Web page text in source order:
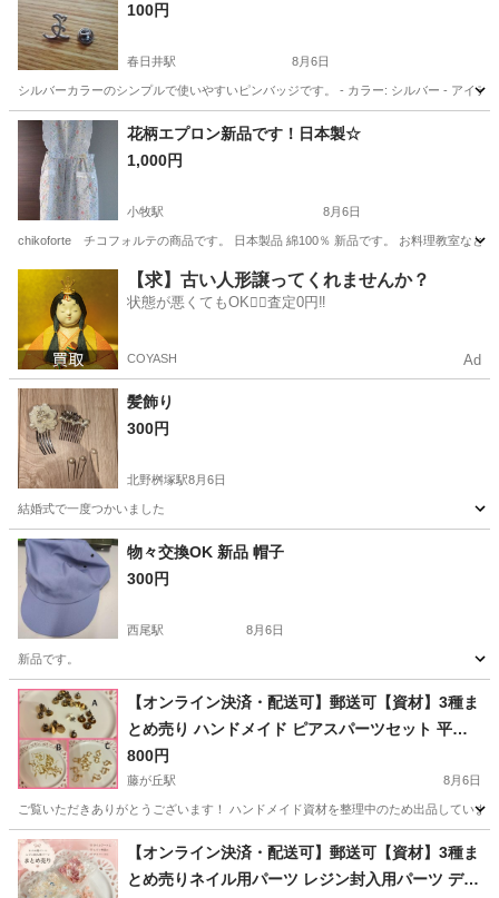
100円
春日井駅 8月6日
シルバーカラーのシンプルで使いやすいピンバッジです。 - カラー: シルバー - アイ
愛知 春日井市 春日井駅 アクセサリー ピンバッジ
花柄エプロン新品です！日本製☆
1,000円
小牧駅 8月6日
chikoforte チコフォルテの商品です。 日本製品 綿100％ 新品です。 お料理教室など
小牧駅 その他 エプロン
【求】古い人形譲ってくれませんか？
状態が悪くてもOK🙆‍♀️査定0円‼️
COYASH Ad
髪飾り
300円
北野桝塚駅8月6日
結婚式で一度つかいました
愛知 豊田市 北野桝塚駅 小物 結婚式
物々交換OK 新品 帽子
300円
西尾駅 8月6日
新品です。
愛知 西尾市 西尾駅 小物 新品
【オンライン決済・配送可】郵送可【資材】3種ま
とめ売り ハンドメイド ピアスパーツセット 平皿
ピアス フックピアス イヤリング金具 ゴールド
800円
藤が丘駅 8月6日
ご覧いただきありがとうございます！ ハンドメイド資材を整理中のため出品してい
愛知 名古屋市 藤が丘駅 その他
【オンライン決済・配送可】郵送可【資材】3種ま
とめ売りネイル用パーツ レジン封入用パーツ デコ